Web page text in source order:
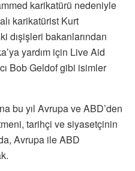
karikatürü nedeniyle
karikatürist Kurt
dışişleri bakanlarından
yardım için Live Aid
Bob Geldof gibi isimler
bu yıl Avrupa ve ABD’den
tarihçi ve siyasetçinin
Avrupa ile ABD